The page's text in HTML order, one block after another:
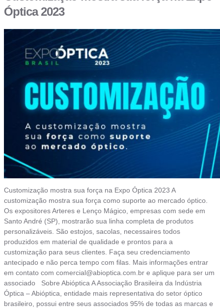
Óptica 2023
Customização mostra sua força na Expo Óptica 2023 A
customização mostra sua força como suporte ao mercado óptico.
Os expositores Arteres e Lenço Mágico, empresas com sede em
Santo André (SP), mostrarão sua linha completa de produtos
personalizáveis. São estojos, sacolas, necessaires todos
produzidos em material de qualidade e prontos para a
customização para seus clientes. Faça seu credenciamento
antecipado e não perca tempo com filas. Mais informações entrar
em contato com comercial@abioptica.com.br e aplique para ser um
associado Sobre Abióptica A Associação Brasileira da Indústria
Óptica – Abióptica, entidade mais representativa do setor óptico
brasileiro, possui entre seus associados 95% de todas as marcas e